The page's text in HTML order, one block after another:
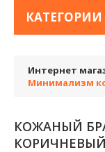
КАТЕГОРИИ
Интернет
Минимализм
КОЖАНЫЙ
КОРИЧНЕВЫЙ